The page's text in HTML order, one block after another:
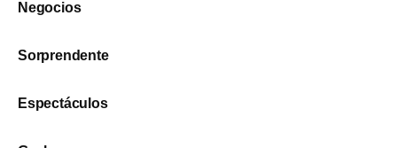
Negocios
Sorprendente
Espectáculos